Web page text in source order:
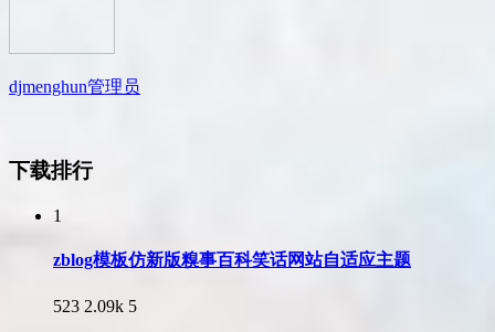
djmenghun管理员
下载排行
1
zblog模板仿新版糗事百科笑话网站自适应主题
523 2.09k 5